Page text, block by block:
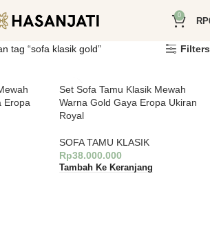
0
RP
tag “sofa klasik gold” Filters
Eropa
Set Sofa Tamu Klasik Mewah
Warna Gold Gaya Eropa Ukiran
Royal
SOFA TAMU KLASIK
Rp38.000.000
Tambah Ke Keranjang